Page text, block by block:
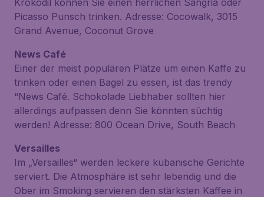
Krokodil können Sie einen herrlichen Sangria oder
Picasso Punsch trinken. Adresse: Cocowalk, 3015
Grand Avenue, Coconut Grove
News Café
Einer der meist populären Plätze um einen Kaffe zu
trinken oder einen Bagel zu essen, ist das trendy
“News Café. Schokolade Liebhaber sollten hier
allerdings aufpassen denn Sie könnten süchtig
werden! Adresse: 800 Ocean Drive, South Beach
Versailles
Im „Versailles“ werden leckere kubanische Gerichte
serviert. Die Atmosphäre ist sehr lebendig und die
Ober im Smoking servieren den stärksten Kaffee in